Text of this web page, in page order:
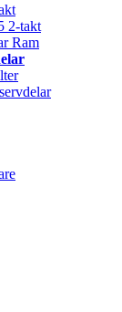
2-takt
Ram